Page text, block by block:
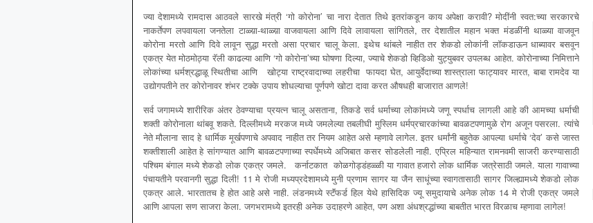
ज्या देशामध्ये रामदास आठवले सारखे मंत्री ‘गो कोरोना’ चा नारा देतात तिथे इतरांकडून काय अपेक्षा करावी? मोदींनी स्वत:च्या सरकारचे
नाकर्तेपण लपवायला जनतेला टाळ्य़ा-थाळ्य़ा वाजवायला आणि दिवे लावायला सांगितले, तर देशातील महान भक्त मंडळींनी थाळ्या वाजवून
कोरोना मरतो आणि दिवे लावून सुद्धा मरतो असा प्रचार चालू केला. इथेच थांबले नाहीत तर शेकडो लोकांनी लॉकडाऊन धाब्यावर बसवून
एकत्र येत मोठमोठ्या रॅली काढल्या आणि ‘गो कोरोना’च्या घोषणा दिल्या, ज्याचे शेकडो व्हिडिओ युट्युबवर उपलब्ध आहेत. कोरोनाच्या निमित्ताने
लोकांच्या धर्मश्रद्धाळू स्थितीचा आणि खोट्या राष्ट्रवादाच्या लहरीचा फायदा घेत, आयुर्वेदाच्या शास्त्राला फाट्यावर मारत, बाबा रामदेव या
उद्योगपतीने तर कोरोनावर शंभर टक्के उपाय शोधल्याचा पूर्णपणे खोटा दावा करत औषधही बाजारात आणले!
सर्व जगामध्ये शारीरिक अंतर ठेवण्याचा प्रयत्न चालू असताना, तिकडे सर्व धर्माच्या लोकांमध्ये जणू स्पर्धाच लागली आहे की आमच्या धर्माची
शक्ती कोरोनाला थांबवू शकते. दिल्लीमध्ये मरकज मध्ये जमलेल्या तबलीघी मुस्लिम धर्मप्रचारकांच्या बावळटपणामुळे रोग अजून पसरला. त्यांचे
नेते मौलाना साद हे धार्मिक मूर्खपणाचे अपवाद नाहीत तर नियम आहेत असे म्हणावे लागेल. इतर धर्मांनी बहुतेक आपल्या धर्माचे ‘देव’ कसे जास्त
शक्तीशाली आहेत हे सांगण्यात आणि बावळटपणाच्या स्पर्धेमध्ये अजिबात कसर सोडलेली नाही. एप्रिल महिन्यात रामनवमी साजरी करण्यासाठी
पश्चिम बंगाल मध्ये शेकडो लोक एकत्र जमले. कर्नाटकात कोळगोड्डंहळ्ळी या गावात हजारो लोक धार्मिक जत्रेसाठी जमले. याला गावाच्या
पंचायतीने परवानगी सुद्धा दिली! 11 मे रोजी मध्यप्रदेशामध्ये मुनी प्रणाम सागर या जैन साधूंच्या स्वागतासाठी सागर जिल्ह्यामध्ये शेकडो लोक
एकत्र आले. भारतातच हे होत आहे असे नाही. लंडनमध्ये स्टॅंफर्ड हिल येथे हासिदिक ज्यू समुदायाचे अनेक लोक 14 मे रोजी एकत्र जमले
आणि आपला सण साजरा केला. जगभरामध्ये इतरही अनेक उदाहरणे आहेत, पण अशा अंधश्रद्धांच्या बाबतीत भारत विरळाच म्हणावा लागेल!